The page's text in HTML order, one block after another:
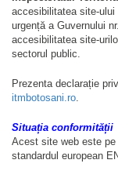
accesibilitatea site-
urgență a Guvernului
accesibilitatea site-
sectorul public.
Prezenta declarație
itmbotosani.ro
Situația conformității
Acest site web este
standardul european